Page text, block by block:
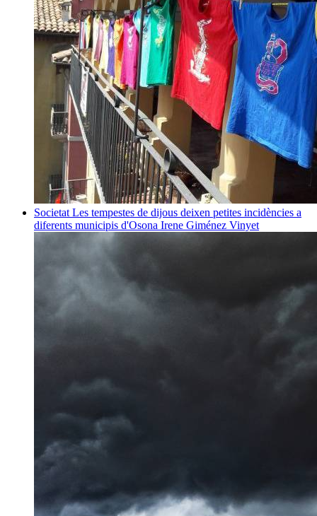
Societat Les tempestes de dijous deixen petites incidències a
diferents municipis d'Osona Irene Giménez Vinyet